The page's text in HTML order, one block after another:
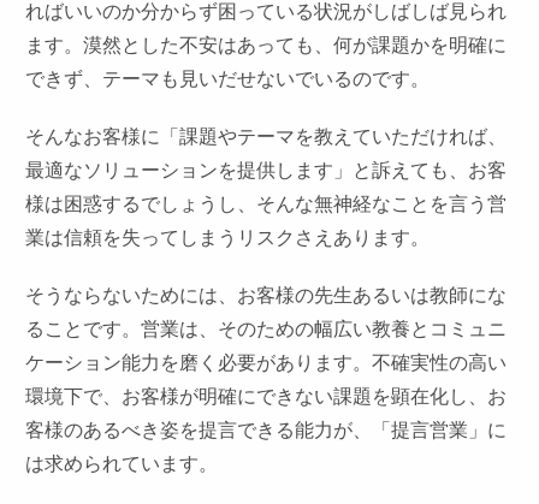
ればいいのか分からず困っている状況がしばしば見られ
ます。漠然とした不安はあっても、何が課題かを明確に
できず、テーマも見いだせないでいるのです。
そんなお客様に「課題やテーマを教えていただければ、
最適なソリューションを提供します」と訴えても、お客
様は困惑するでしょうし、そんな無神経なことを言う営
業は信頼を失ってしまうリスクさえあります。
そうならないためには、お客様の先生あるいは教師にな
ることです。営業は、そのための幅広い教養とコミュニ
ケーション能力を磨く必要があります。不確実性の高い
環境下で、お客様が明確にできない課題を顕在化し、お
客様のあるべき姿を提言できる能力が、「提言営業」に
は求められています。